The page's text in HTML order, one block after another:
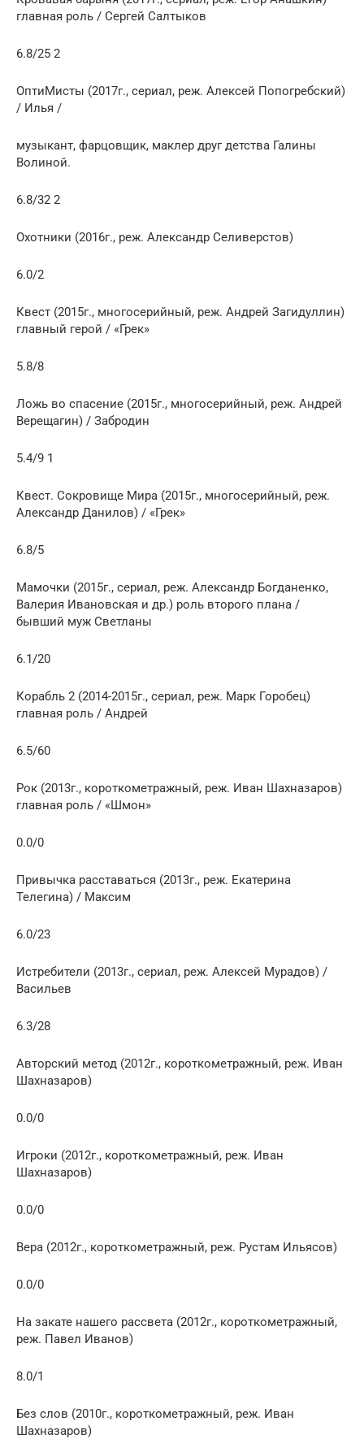
главная роль / Сергей Салтыков
6.8/25 2
ОптиМисты (2017г., сериал, реж. Алексей Попогребский)
/ Илья /
музыкант, фарцовщик, маклер друг детства Галины
Волиной.
6.8/32 2
Охотники (2016г., реж. Александр Селиверстов)
6.0/2
Квест (2015г., многосерийный, реж. Андрей Загидуллин)
главный герой / «Грек»
5.8/8
Ложь во спасение (2015г., многосерийный, реж. Андрей
Верещагин) / Забродин
5.4/9 1
Квест. Сокровище Мира (2015г., многосерийный, реж.
Александр Данилов) / «Грек»
6.8/5
Мамочки (2015г., сериал, реж. Александр Богданенко,
Валерия Ивановская и др.) роль второго плана /
бывший муж Светланы
6.1/20
Корабль 2 (2014-2015г., сериал, реж. Марк Горобец)
главная роль / Андрей
6.5/60
Рок (2013г., короткометражный, реж. Иван Шахназаров)
главная роль / «Шмон»
0.0/0
Привычка расставаться (2013г., реж. Екатерина
Телегина) / Максим
6.0/23
Истребители (2013г., сериал, реж. Алексей Мурадов) /
Васильев
6.3/28
Авторский метод (2012г., короткометражный, реж. Иван
Шахназаров)
0.0/0
Игроки (2012г., короткометражный, реж. Иван
Шахназаров)
0.0/0
Вера (2012г., короткометражный, реж. Рустам Ильясов)
0.0/0
На закате нашего рассвета (2012г., короткометражный,
реж. Павел Иванов)
8.0/1
Без слов (2010г., короткометражный, реж. Иван
Шахназаров)